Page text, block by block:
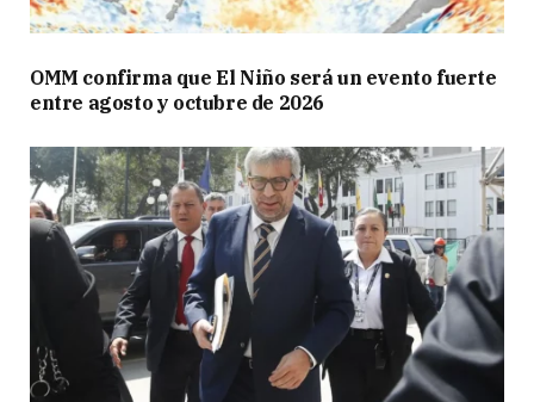
OMM confirma que El Niño será un evento fuerte
entre agosto y octubre de 2026